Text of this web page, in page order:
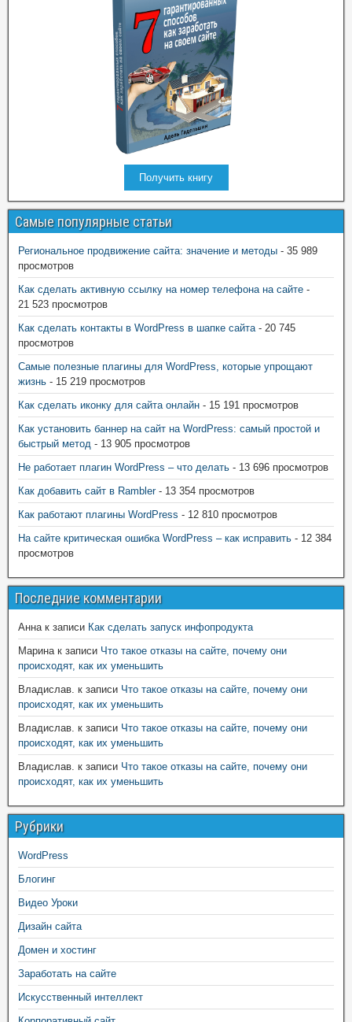
Получить книгу
Самые популярные статьи
Региональное продвижение сайта: значение и методы - 35 989
просмотров
Как сделать активную ссылку на номер телефона на сайте -
21 523 просмотров
Как сделать контакты в WordPress в шапке сайта - 20 745
просмотров
Самые полезные плагины для WordPress, которые упрощают
жизнь - 15 219 просмотров
Как сделать иконку для сайта онлайн - 15 191 просмотров
Как установить баннер на сайт на WordPress: самый простой и
быстрый метод - 13 905 просмотров
Не работает плагин WordPress – что делать - 13 696 просмотров
Как добавить сайт в Rambler- 13 354 просмотров
Как работают плагины WordPress - 12 810 просмотров
На сайте критическая ошибка WordPress – как исправить - 12 384
просмотров
Последние комментарии
Анна к записи Как сделать запуск инфопродукта
Марина к записи Что такое отказы на сайте, почему они
происходят, как их уменьшить
Владислав. к записи Что такое отказы на сайте, почему они
происходят, как их уменьшить
Владислав. к записи Что такое отказы на сайте, почему они
происходят, как их уменьшить
Владислав. к записи Что такое отказы на сайте, почему они
происходят, как их уменьшить
Рубрики
WordPress
Блогинг
Видео Уроки
Дизайн сайта
Домен и хостинг
Заработать на сайте
Искусственный интеллект